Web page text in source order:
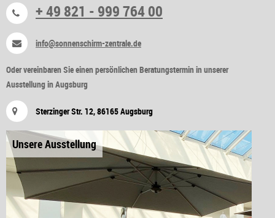
+ 49 821 - 999 764 00
info@sonnenschirm-zentrale.de
Oder vereinbaren Sie einen persönlichen Beratungstermin in unserer
Ausstellung in Augsburg
Sterzinger Str. 12, 86165 Augsburg
Unsere Ausstellung